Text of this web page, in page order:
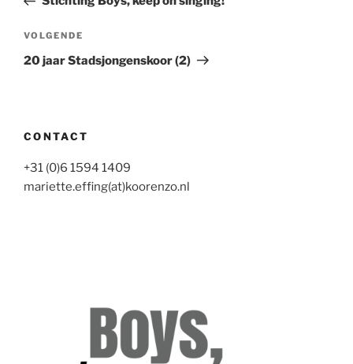
Volgend
bericht
VOLGENDE
20 jaar Stadsjongenskoor (2)
CONTACT
+31 (0)6 1594 1409
mariette.effing(at)koorenzo.nl